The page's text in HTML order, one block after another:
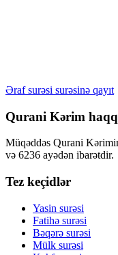
Əraf surəsi surəsinə qayıt
Qurani Kərim
Müqəddəs Qurani
və 6236 ayədən ibarətdir.
Tez keçidlər
Yasin surəsi
Fatihə surəsi
Bəqərə surəsi
Mülk surəsi